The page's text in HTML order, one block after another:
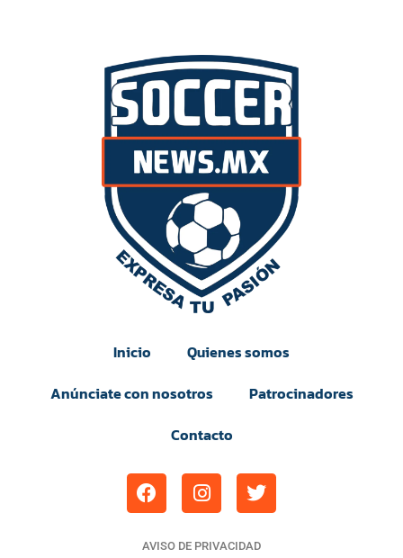
Inicio
Quienes somos
Anúnciate con nosotros
Patrocinadores
Contacto
AVISO DE PRIVACIDAD